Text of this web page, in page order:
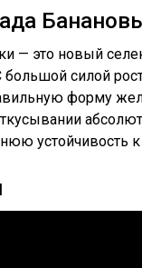
— это новый
силой
форму
устойчивость